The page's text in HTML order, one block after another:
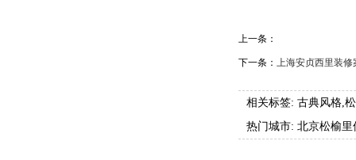
上一条：
下一条： 上海安贞西里装修
相关标签: 古典风格
热门城市: 北京松榆里